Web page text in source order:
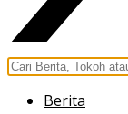
Berita